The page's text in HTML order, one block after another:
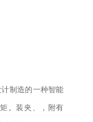
制造的一种智能
。装夹、，附有